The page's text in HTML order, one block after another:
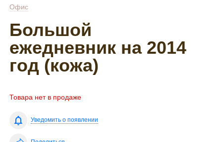
Офис
Большой
ежедневник на 2014
год (кожа)
Товара нет в продаже
Уведомить о появлении